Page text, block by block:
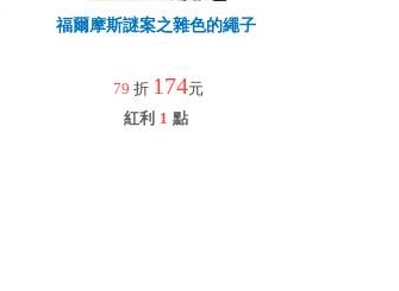
福爾摩斯謎案之雜色的繩子
79 折 174元
紅利 1 點